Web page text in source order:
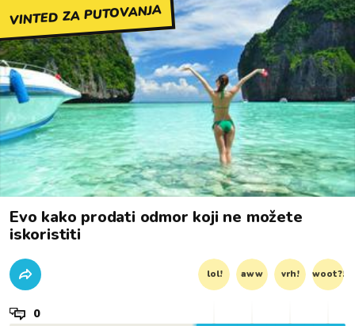
VINTED ZA PUTOVANJA
Evo kako prodati odmor koji ne možete
iskoristiti
lol! aww vrh! woot?!
0